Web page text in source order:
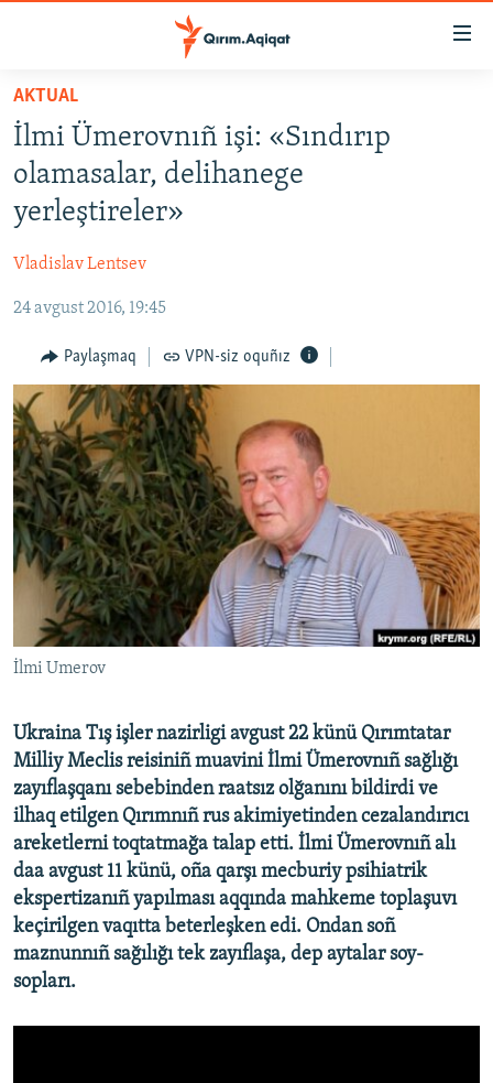
Esas
mündericege
qaytmaq
Baş
navigatsiyağa
qaytmaq
Qıdıruvğa
HABERLER
SİYASET
İQTİSADİYAT
MEDENİYET
İNSAN AQLARI
VİDEO
SÜRET
BLOGLAR
FİKİR
Русский
Українською
QOŞULIÑIZ!
RFE/RS bütün saytları
AKTUAL
İlmi Ümerovnıñ işi: «Sındırıp
olamasalar, delihanege
yerleştireler»
Vladislav Lentsev
24 avgust 2016, 19:45
Paylaşmaq VPN-siz oquñız
İlmi Umerov
Ukraina Tış işler nazirligi avgust 22 künü Qırımtatar
Milliy Meclis reisiniñ muavini İlmi Ümerovnıñ sağlığı
zayıflaşqanı sebebinden raatsız olğanını bildirdi ve
ilhaq etilgen Qırımnıñ rus akimiyetinden cezalandırıcı
areketlerni toqtatmağa talap etti. İlmi Ümerovnıñ alı
daa avgust 11 künü, oña qarşı mecburiy psihiatrik
ekspertizanıñ yapılması aqqında mahkeme toplaşuvı
keçirilgen vaqıtta beterleşken edi. Ondan soñ
maznunnıñ sağılığı tek zayıflaşa, dep aytalar soy-
sopları.